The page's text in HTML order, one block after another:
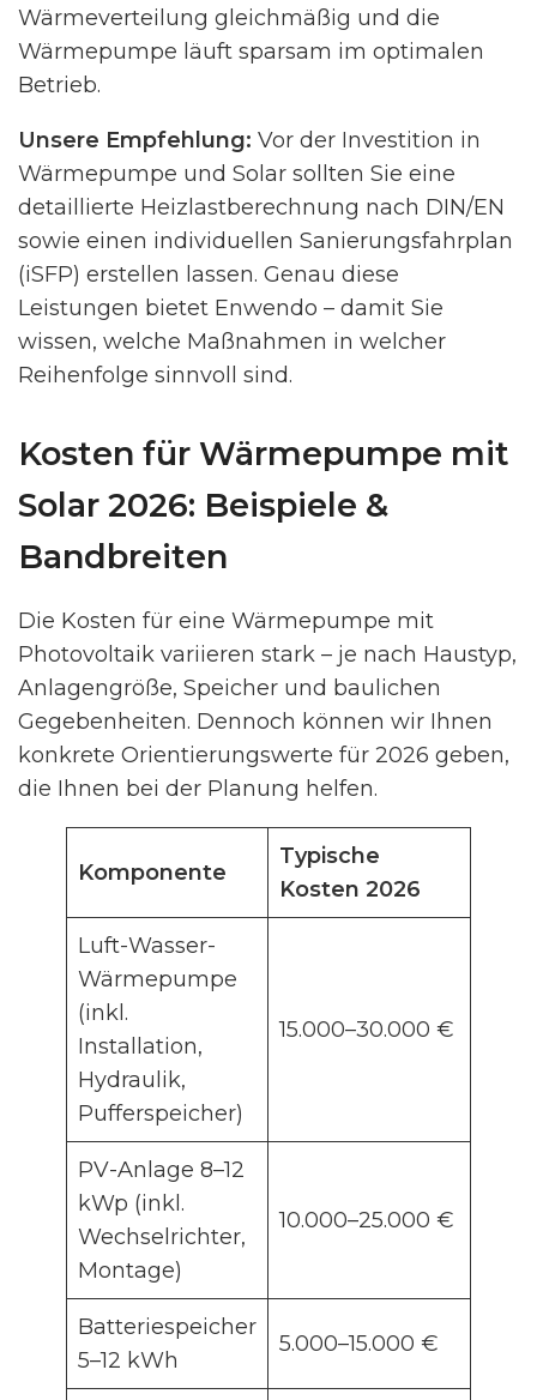
Wärmeverteilung gleichmäßig und die
Wärmepumpe läuft sparsam im optimalen
Betrieb.
Unsere Empfehlung: Vor der Investition in
Wärmepumpe und Solar sollten Sie eine
detaillierte Heizlastberechnung nach DIN/EN
sowie einen individuellen Sanierungsfahrplan
(iSFP) erstellen lassen. Genau diese
Leistungen bietet Enwendo – damit Sie
wissen, welche Maßnahmen in welcher
Reihenfolge sinnvoll sind.
Kosten für Wärmepumpe mit
Solar 2026: Beispiele &
Bandbreiten
Die Kosten für eine Wärmepumpe mit
Photovoltaik variieren stark – je nach Haustyp,
Anlagengröße, Speicher und baulichen
Gegebenheiten. Dennoch können wir Ihnen
konkrete Orientierungswerte für 2026 geben,
die Ihnen bei der Planung helfen.
Komponente
Typische
Kosten 2026
Luft-Wasser-
Wärmepumpe
(inkl.
Installation,
Hydraulik,
Pufferspeicher)
15.000–30.000 €
PV-Anlage 8–12
kWp (inkl.
Wechselrichter,
Montage)
10.000–25.000 €
Batteriespeicher
5–12 kWh
5.000–15.000 €